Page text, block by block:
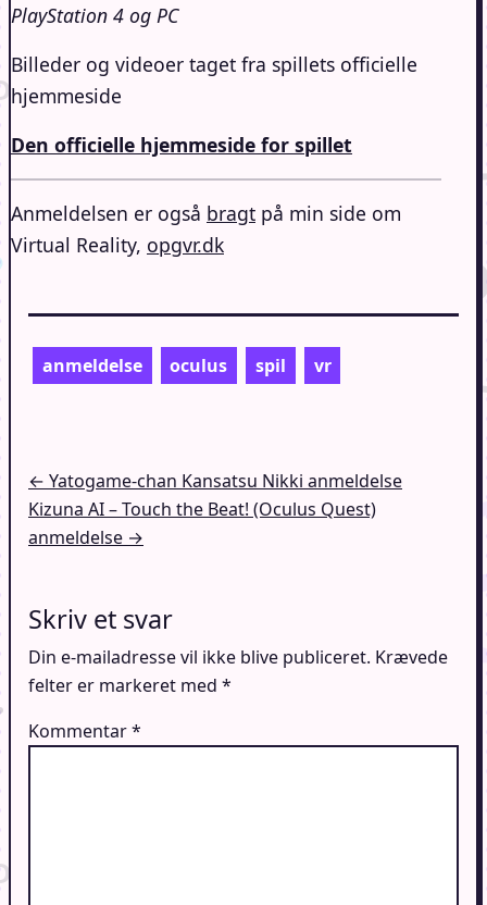
PlayStation 4 og PC
Billeder og videoer taget fra spillets officielle
hjemmeside
Den officielle hjemmeside for spillet
Anmeldelsen er også bragt på min side om
Virtual Reality, opgvr.dk
anmeldelse oculus spil vr
Indlægsnavigation
← Yatogame-chan Kansatsu Nikki anmeldelse
Kizuna AI – Touch the Beat! (Oculus Quest)
anmeldelse →
Skriv et svar
Din e-mailadresse vil ikke blive publiceret. Krævede
felter er markeret med *
Kommentar*